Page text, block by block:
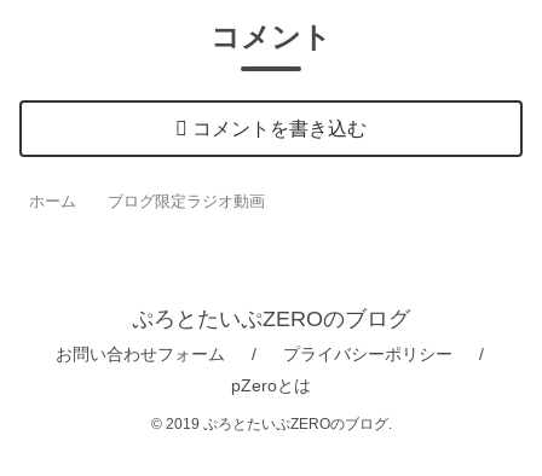
コメント
コメントを書き込む
ホーム ブログ限定ラジオ動画
ぷろとたいぷZEROのブログ
お問い合わせフォーム
プライバシーポリシー
pZeroとは
© 2019 ぷろとたいぷZEROのブログ.